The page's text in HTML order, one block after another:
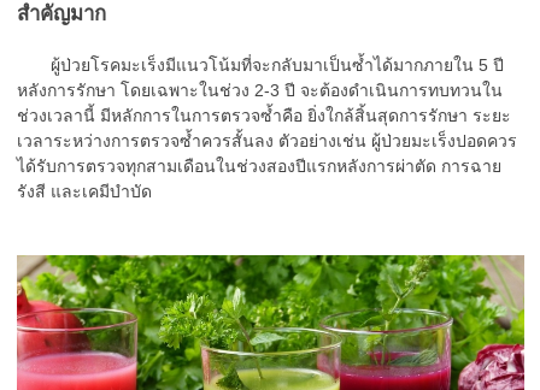
สำคัญมาก
ผู้ป่วยโรคมะเร็งมีแนวโน้มที่จะกลับมาเป็นซ้ำได้มากภายใน 5 ปี
หลังการรักษา โดยเฉพาะในช่วง 2-3 ปี จะต้องดำเนินการทบทวนใน
ช่วงเวลานี้ มีหลักการในการตรวจซ้ำคือ ยิ่งใกล้สิ้นสุดการรักษา ระยะ
เวลาระหว่างการตรวจซ้ำควรสั้นลง ตัวอย่างเช่น ผู้ป่วยมะเร็งปอดควร
ได้รับการตรวจทุกสามเดือนในช่วงสองปีแรกหลังการผ่าตัด การฉาย
รังสี และเคมีบำบัด